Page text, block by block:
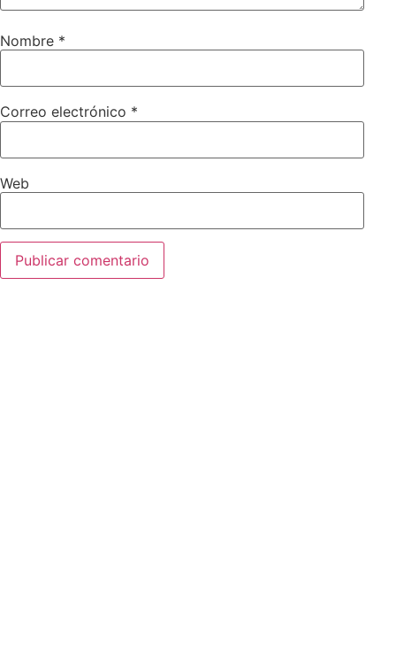
Nombre *
Correo electrónico *
Web